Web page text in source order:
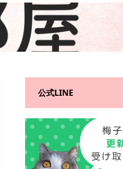
公式LINE